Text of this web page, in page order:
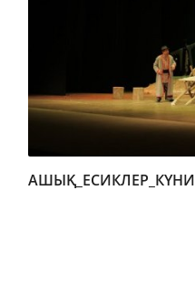
АШЫҚ_ЕСИКЛЕР_КҮНИ